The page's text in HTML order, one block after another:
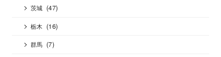
茨城 (47)
栃木 (16)
群馬 (7)